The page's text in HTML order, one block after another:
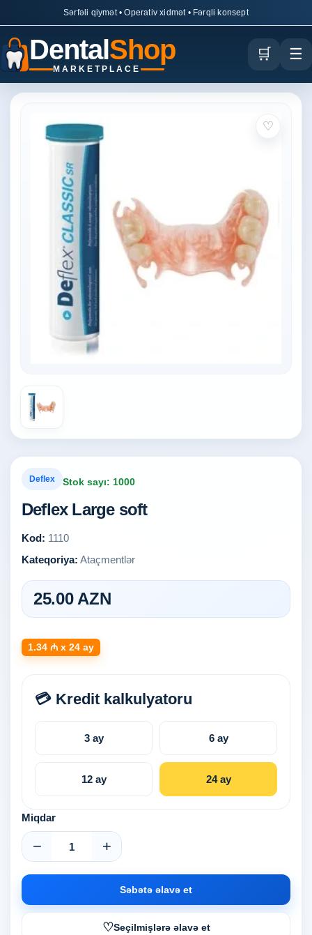
Sərfəli qiymət • Operativ xidmət • Fərqli konsept
DentalShop
MARKETPLACE
🛒 ☰
♡
Deflex Stok sayı: 1000
Deflex Large soft
Kod: 1110
Kateqoriya: Ataçmentlər
25.00 AZN
1.34 ₼ x 24 ay
💳 Kredit kalkulyatoru
3 ay 6 ay
12 ay 24 ay
Miqdar
− +
Səbətə əlavə et
♡Seçilmişlərə əlavə et